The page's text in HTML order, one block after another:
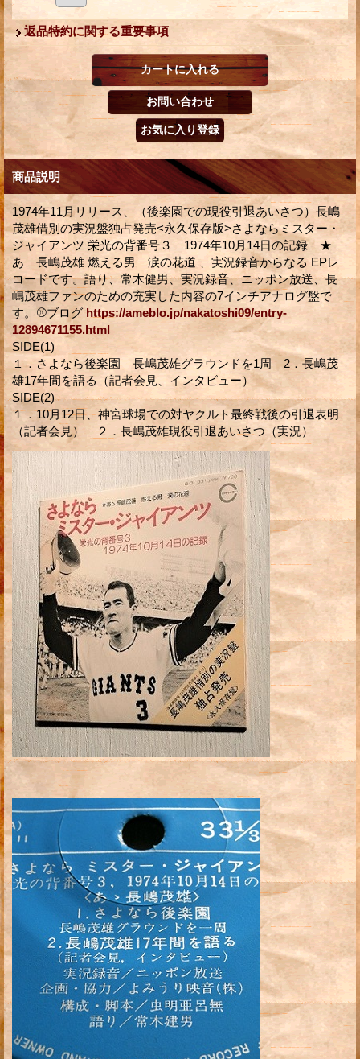
返品特約に関する重要事項
商品説明
1974年11月リリース、（後楽園での現役引退あいさつ）長嶋
茂雄借別の実況盤独占発売<永久保存版>さよならミスター・
ジャイアンツ 栄光の背番号３ 1974年10月14日の記録 ★
あゝ長嶋茂雄 燃える男 涙の花道 、実況録音からなる EPレ
コードです。語り、常木健男、実況録音、ニッポン放送、長
嶋茂雄ファンのための充実した内容の7インチアナログ盤で
す。⚾ブログ https://ameblo.jp/nakatoshi09/entry-
12894671155.html
SIDE(1)
１．さよなら後楽園 長嶋茂雄グラウンドを1周 2．長嶋茂
雄17年間を語る（記者会見、インタビュー）
SIDE(2)
１．10月12日、神宮球場での対ヤクルト最終戦後の引退表明
（記者会見） ２．長嶋茂雄現役引退あいさつ（実況）